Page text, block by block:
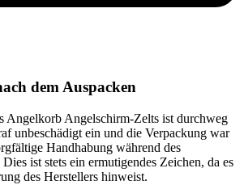
dem Auspacken
Angelkorb Angelschirm-Zelts ist durchweg
unbeschädigt ein und die Verpackung war
Handhabung während des
ist stets ein ermutigendes Zeichen, da es
des Herstellers hinweist.